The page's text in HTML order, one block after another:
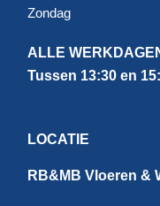
Zondag
ALLE
Tussen 13:30 en
LOCATIE
RB&MB Vloeren &